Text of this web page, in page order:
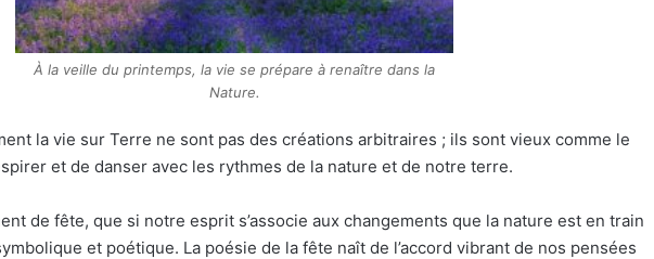
À la veille du printemps, la vie se prépare à renaître dans la
Nature.
la vie sur Terre ne sont pas des créations arbitraires ; ils sont vieux comme le
et de danser avec les rythmes de la nature et de notre terre.
de fête, que si notre esprit s’associe aux changements que la nature est en train
et poétique. La poésie de la fête naît de l’accord vibrant de nos pensées